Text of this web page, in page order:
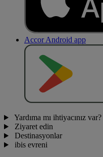
Accor Android app
Yardıma mı ihtiyacınız var?
Ziyaret edin
Destinasyonlar
ibis evreni